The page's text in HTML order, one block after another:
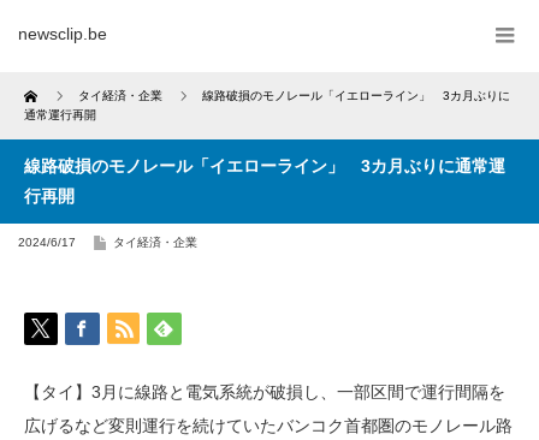
newsclip.be
Home タイ経済・企業
線路破損のモノレール「イエローライン」 3カ月ぶりに
通常運行再開
線路破損のモノレール「イエローライン」 3カ月ぶりに通常運
行再開
2024/6/17 タイ経済・企業
【タイ】3月に線路と電気系統が破損し、一部区間で運行間隔を
広げるなど変則運行を続けていたバンコク首都圏のモノレール路